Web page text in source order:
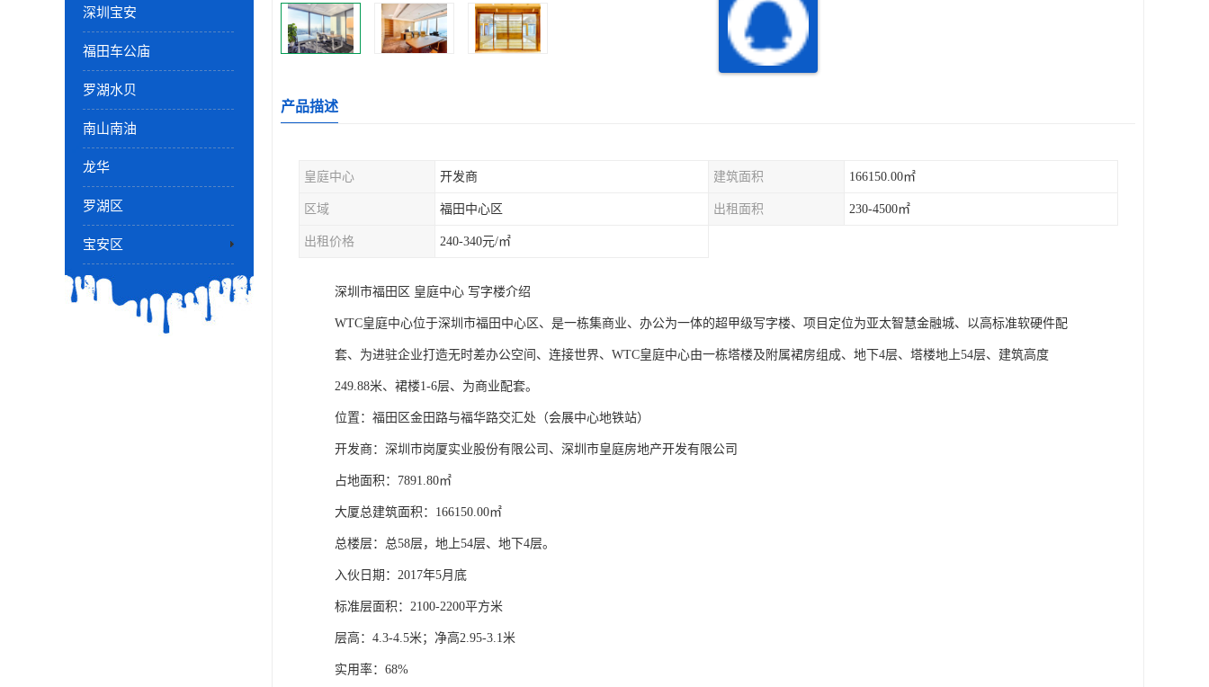
深圳宝安
福田车公庙
罗湖水贝
南山南油
龙华
罗湖区
宝安区
产品描述
皇庭中心 开发商 建筑面积 166150.00㎡
区域 福田中心区 出租面积 230-4500㎡
出租价格 240-340元/㎡
深圳市福田区 皇庭中心 写字楼介绍
WTC皇庭中心位于深圳市福田中心区、是一栋集商业、办公为一体的超甲级写字楼、项目定位为亚太智慧金融城、以高标准软硬件配
套、为进驻企业打造无时差办公空间、连接世界、WTC皇庭中心由一栋塔楼及附属裙房组成、地下4层、塔楼地上54层、建筑高度
249.88米、裙楼1-6层、为商业配套。
位置：福田区金田路与福华路交汇处（会展中心地铁站）
开发商：深圳市岗厦实业股份有限公司、深圳市皇庭房地产开发有限公司
占地面积：7891.80㎡
大厦总建筑面积：166150.00㎡
总楼层：总58层，地上54层、地下4层。
入伙日期：2017年5月底
标准层面积：2100-2200平方米
层高：4.3-4.5米；净高2.95-3.1米
实用率：68%